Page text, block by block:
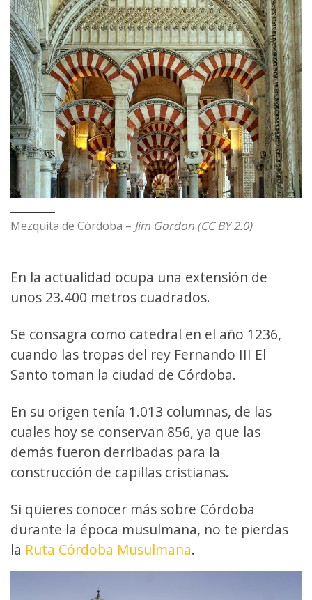
Mezquita de Córdoba – Jim Gordon (CC BY 2.0)
En la actualidad ocupa una extensión de
unos 23.400 metros cuadrados.
Se consagra como catedral en el año 1236,
cuando las tropas del rey Fernando III El
Santo toman la ciudad de Córdoba.
En su origen tenía 1.013 columnas, de las
cuales hoy se conservan 856, ya que las
demás fueron derribadas para la
construcción de capillas cristianas.
Si quieres conocer más sobre Córdoba
durante la época musulmana, no te pierdas
la Ruta Córdoba Musulmana.